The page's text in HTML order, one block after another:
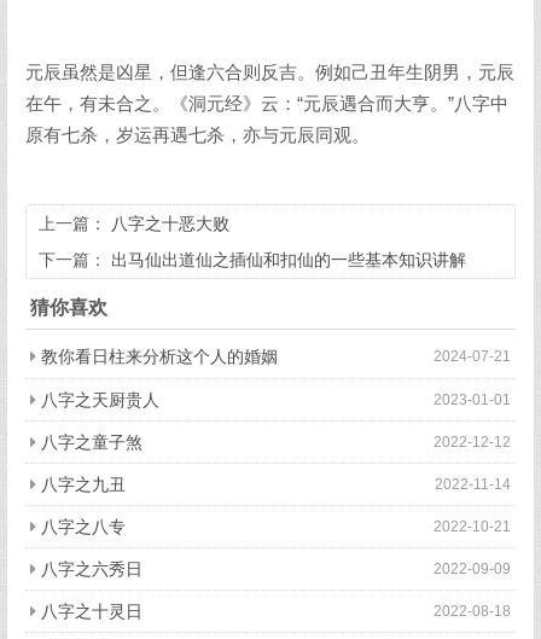
元辰虽然是凶星，但逢六合则反吉。例如己丑年生阴男，元辰
在午，有未合之。《洞元经》云：“元辰遇合而大亨。”八字中
原有七杀，岁运再遇七杀，亦与元辰同观。
上一篇：
八字之十恶大败
下一篇： 出马仙出道仙之插仙和扣仙的一些基本知识讲解
猜你喜欢
2024-07-21
教你看日柱来分析这个人的婚姻
2023-01-01
八字之天厨贵人
2022-12-12
八字之童子煞
2022-11-14
八字之九丑
2022-10-21
八字之八专
2022-09-09
八字之六秀日
2022-08-18
八字之十灵日